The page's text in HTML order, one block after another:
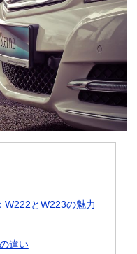
W222とW223の魅力
違い